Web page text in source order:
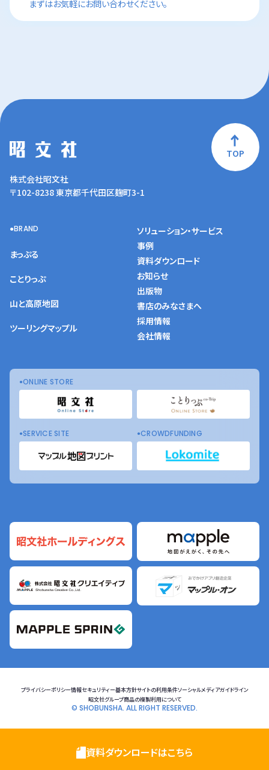
まずはお気軽にお問い合わせください。
TOP
株式会社昭文社
〒102-8238 東京都千代田区麹町3-1
BRAND
まっぷる
ことりっぷ
山と高原地図
ツーリングマップル
ソリューション・サービス
事例
資料ダウンロード
お知らせ
出版物
書店のみなさまへ
採用情報
会社情報
ONLINE STORE
SERVICE SITE CROWDFUNDING
© SHOBUNSHA. ALL RIGHT RESERVED.
プライバシーポリシー情報セキュリティー基本方針サイトの利用条件ソーシャルメディアガイドライン
昭文社グループ商品の複製利用について
資料ダウンロードはこちら